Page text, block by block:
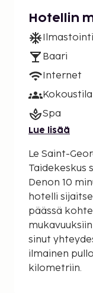
Hotellin
Ilmastointi
Baari
Internet
Kokoustila
Spa
Lue lisää
Le Saint-
Taidekeskus
Denon 10 minuutin
hotelli
päässä
sinut
ilmainen
kilometriin.